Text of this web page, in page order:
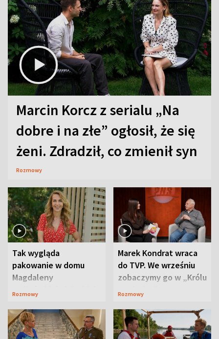
Marcin Korcz z serialu „Na
dobre i na złe” ogłosił, że się
żeni. Zdradził, co zmienił syn
Rozmowy
Tak wygląda
pakowanie w domu
Magdaleny
Waligórskiej-Lisieckiej.
Rozmowy
Marek Kondrat wraca
do TVP. We wrześniu
zobaczymy go w „Królu
Maciusiu I”
Rozmowy